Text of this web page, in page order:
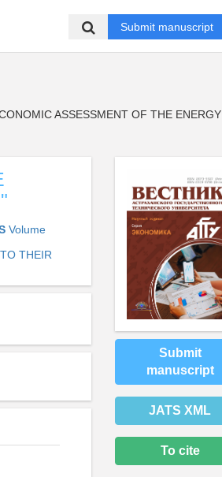
Submit manuscript
ASSESSMENT OF THE ENERGY
Volume
THEIR
Submit
manuscript
JATS XML
To cite